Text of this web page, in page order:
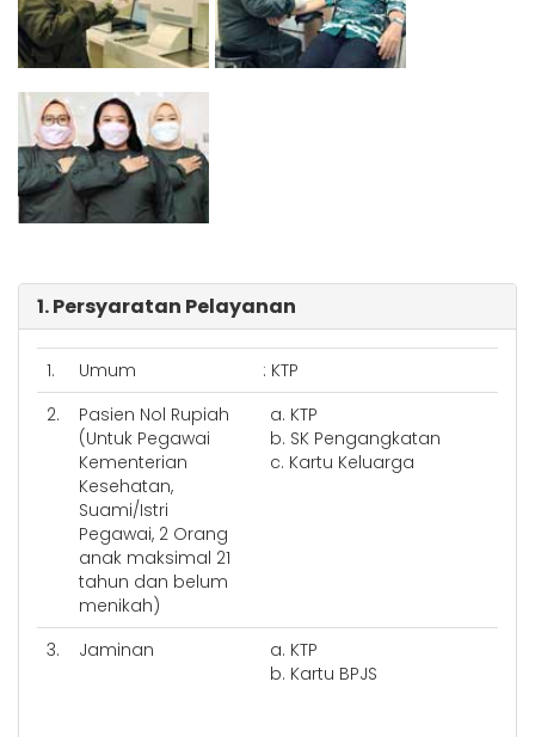
1. Persyaratan Pelayanan
1. Umum
: KTP
2.
Pasien Nol Rupiah
(Untuk Pegawai
Kementerian
Kesehatan,
Suami/Istri
Pegawai, 2 Orang
anak maksimal 21
tahun dan belum
menikah)
a. KTP
b. SK Pengangkatan
c. Kartu Keluarga
3. Jaminan
a. KTP
b. Kartu BPJS